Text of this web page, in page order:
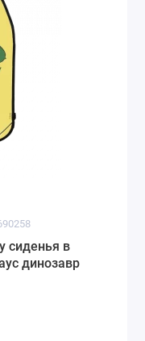
сиденья в
динозавр